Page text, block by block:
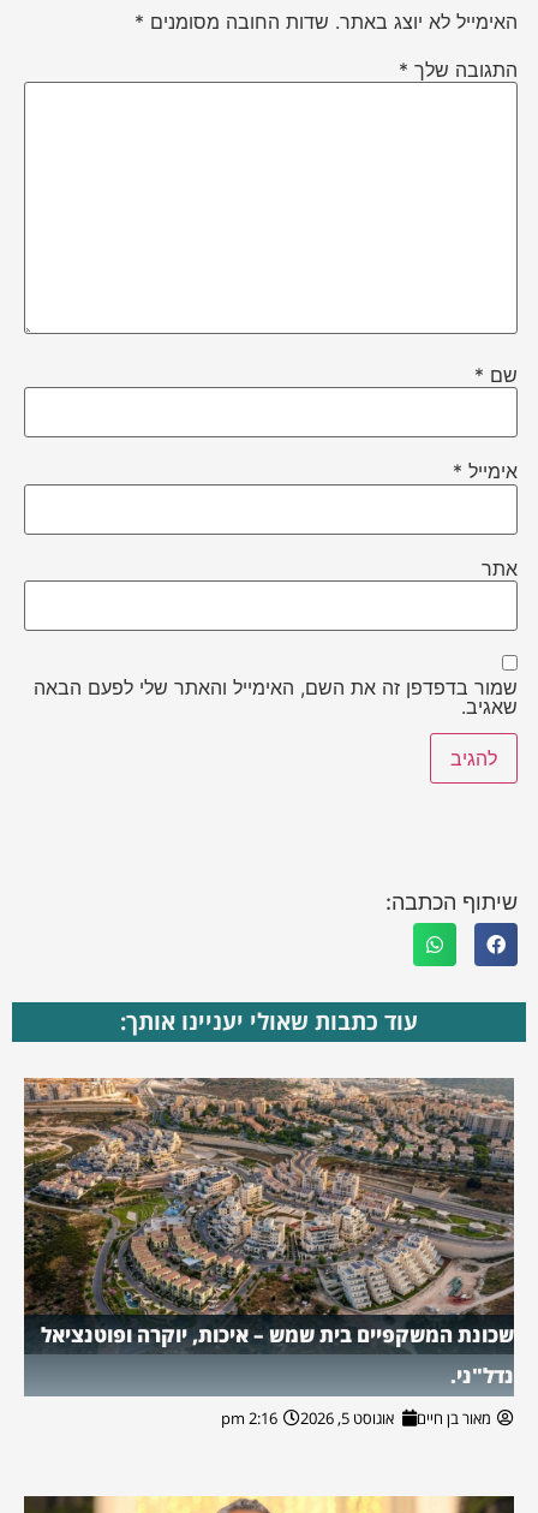
האימייל לא יוצג באתר. שדות החובה מסומנים *
התגובה שלך *
שם *
אימייל *
אתר
שמור בדפדפן זה את השם, האימייל והאתר שלי לפעם הבאה
שאגיב.
שיתוף הכתבה:
עוד כתבות שאולי יעניינו אותך:
שכונת המשקפיים בית שמש – איכות, יוקרה ופוטנציאל
נדל"ני.
מאור בן חיים אוגוסט 5, 2026 2:16 pm